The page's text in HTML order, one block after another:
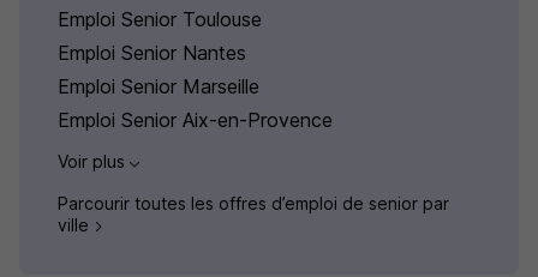
Emploi Senior Toulouse
Emploi Senior Nantes
Emploi Senior Marseille
Emploi Senior Aix-en-Provence
Voir plus
Parcourir toutes les offres d’emploi de senior par
ville